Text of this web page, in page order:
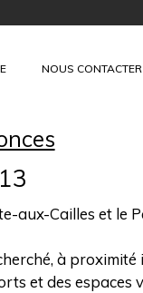
NOUS CONTACTER
aux-Cailles et le
à proximité
et des espaces